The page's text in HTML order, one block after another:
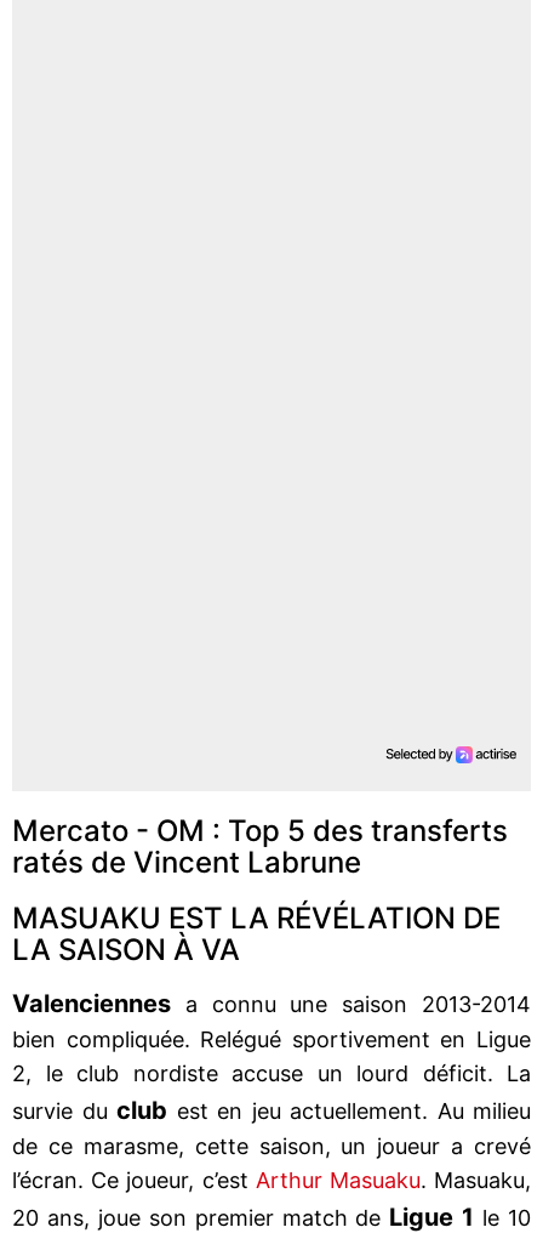
Mercato - OM : Top 5 des transferts
ratés de Vincent Labrune
MASUAKU EST LA RÉVÉLATION DE
LA SAISON À VA
Valenciennes a connu une saison 2013-2014
bien compliquée. Relégué sportivement en Ligue
2, le club nordiste accuse un lourd déficit. La
survie du club est en jeu actuellement. Au milieu
de ce marasme, cette saison, un joueur a crevé
l’écran. Ce joueur, c’est Arthur Masuaku. Masuaku,
20 ans, joue son premier match de Ligue 1 le 10